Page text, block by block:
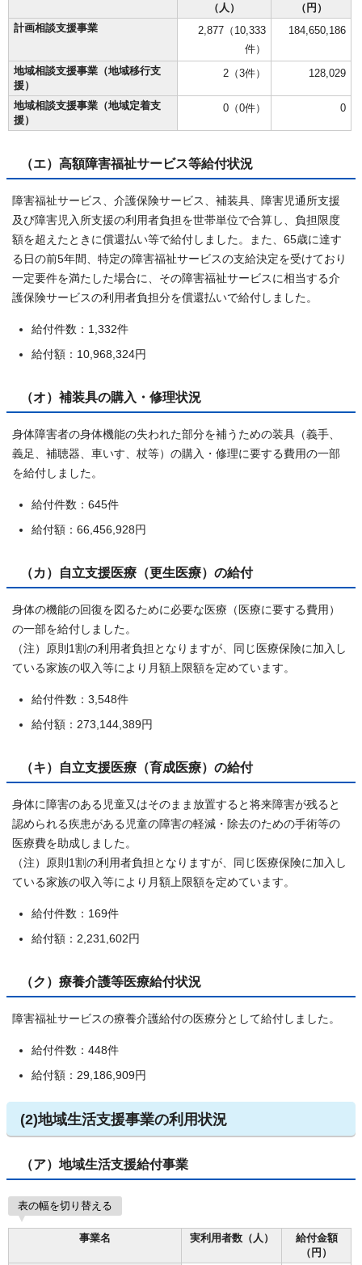
（人）
（円）
計画相談支援事業
2,877（10,333
件）
184,650,186
地域相談支援事業（地域移行支
援）
2（3件） 128,029
地域相談支援事業（地域定着支
援）
0（0件） 0
（エ）高額障害福祉サービス等給付状況
障害福祉サービス、介護保険サービス、補装具、障害児通所支援
及び障害児入所支援の利用者負担を世帯単位で合算し、負担限度
額を超えたときに償還払い等で給付しました。また、65歳に達す
る日の前5年間、特定の障害福祉サービスの支給決定を受けており
一定要件を満たした場合に、その障害福祉サービスに相当する介
護保険サービスの利用者負担分を償還払いで給付しました。
給付件数：1,332件
給付額：10,968,324円
（オ）補装具の購入・修理状況
身体障害者の身体機能の失われた部分を補うための装具（義手、
義足、補聴器、車いす、杖等）の購入・修理に要する費用の一部
を給付しました。
給付件数：645件
給付額：66,456,928円
（カ）自立支援医療（更生医療）の給付
身体の機能の回復を図るために必要な医療（医療に要する費用）
の一部を給付しました。
（注）原則1割の利用者負担となりますが、同じ医療保険に加入し
ている家族の収入等により月額上限額を定めています。
給付件数：3,548件
給付額：273,144,389円
（キ）自立支援医療（育成医療）の給付
身体に障害のある児童又はそのまま放置すると将来障害が残ると
認められる疾患がある児童の障害の軽減・除去のための手術等の
医療費を助成しました。
（注）原則1割の利用者負担となりますが、同じ医療保険に加入し
ている家族の収入等により月額上限額を定めています。
給付件数：169件
給付額：2,231,602円
（ク）療養介護等医療給付状況
障害福祉サービスの療養介護給付の医療分として給付しました。
給付件数：448件
給付額：29,186,909円
(2)地域生活支援事業の利用状況
（ア）地域生活支援給付事業
表の幅を切り替える
事業名 実利用者数（人）
給付金額
（円）